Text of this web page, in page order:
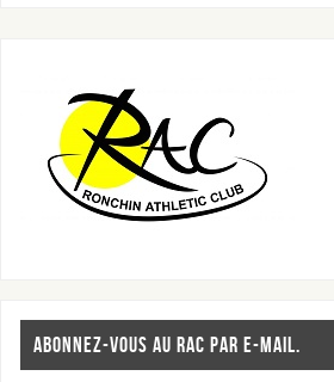
ABONNEZ-VOUS AU RAC PAR E-MAIL.